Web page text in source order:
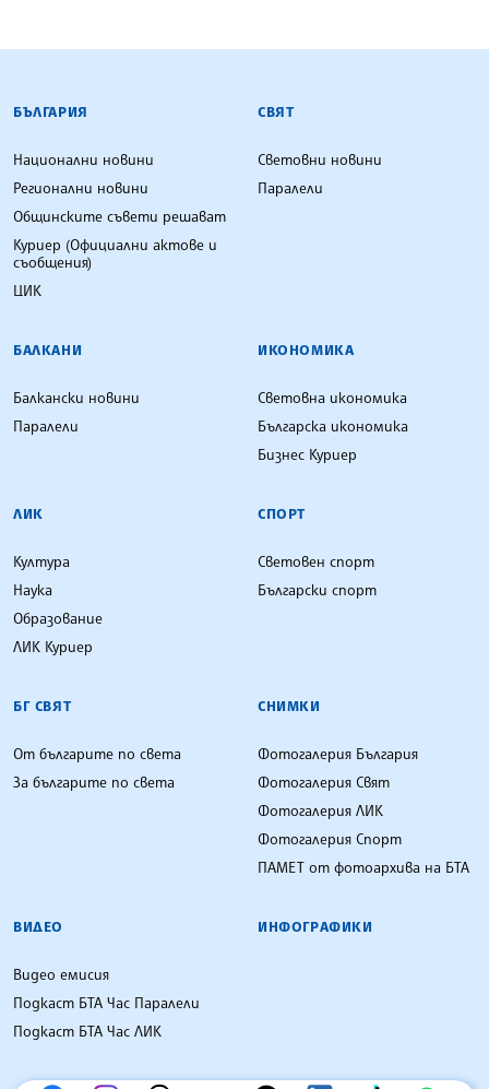
БЪЛГАРСКА ТЕЛЕГРАФНА АГЕНЦИЯ
БЪЛГАРИЯ
Национални новини
Регионални новини
Общинските съвети решават
Куриер (Официални актове и
съобщения)
ЦИК
СВЯТ
Световни новини
Паралели
БАЛКАНИ
Балкански новини
Паралели
ИКОНОМИКА
Световна икономика
Българска икономика
Бизнес Куриер
ЛИК
Култура
Наука
Образование
ЛИК Куриер
СПОРТ
Световен спорт
Български спорт
БГ СВЯТ
От българите по света
За българите по света
СНИМКИ
Фотогалерия България
Фотогалерия Свят
Фотогалерия ЛИК
Фотогалерия Спорт
ПАМЕТ от фотоархива на БТА
ВИДЕО
Видео емисия
Подкаст БТА Час Паралели
Подкаст БТА Час ЛИК
ИНФОГРАФИКИ